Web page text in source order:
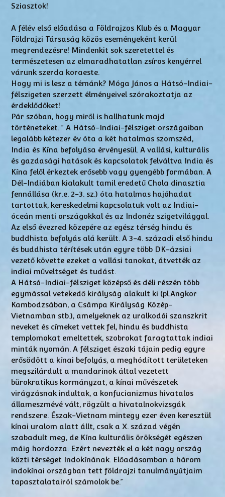
Sziasztok!
A félév első előadása a Földrajzos Klub és a Magyar
Földrajzi Társaság közös eseményeként kerül
megrendezésre! Mindenkit sok szeretettel és
természetesen az elmaradhatatlan zsíros kenyérrel
várunk szerda koraeste.
Hogy mi is lesz a témánk? Móga János a Hátsó-Indiai-
félszigeten szerzett élményeivel szórakoztatja az
érdeklődőket!
Pár szóban, hogy miről is hallhatunk majd
történeteket. ” A Hátsó-Indiai-félsziget országaiban
legalább kétezer év óta a két hatalmas szomszéd,
India és Kína befolyása érvényesül. A vallási, kulturális
és gazdasági hatások és kapcsolatok felváltva India és
Kína felől érkeztek erősebb vagy gyengébb formában. A
Dél-Indiában kialakult tamil eredetű Chola dinasztia
fennállása (kr.e. 2-3. sz.) óta hatalmas hajóhadat
tartottak, kereskedelmi kapcsolatuk volt az Indiai-
óceán menti országokkal és az Indonéz szigetvilággal.
Az első évezred közepére az egész térség hindu és
buddhista befolyás alá került. A 3-4. századi első hindu
és buddhista térítések után egyre több DK-ázsiai
vezető követte ezeket a vallási tanokat, átvették az
indiai műveltséget és tudást.
A Hátsó-Indiai-félsziget középső és déli részén több
egymással vetekedő királyság alakult ki (pl.Angkor
Kambodzsában, a Csámpa Királyság Közép-
Vietnamban stb.), amelyeknek az uralkodói szanszkrit
neveket és címeket vettek fel, hindu és buddhista
templomokat emeltettek, szobrokat faragtattak indiai
minták nyomán. A félsziget északi tájain pedig egyre
erősödött a kínai befolyás, a meghódított területeken
megszilárdult a mandarinok által vezetett
bürokratikus kormányzat, a kínai művészetek
virágzásnak indultak, a konfucianizmus hivatalos
állameszmévé vált, rögzült a hivatalnokvizsgák
rendszere. Észak-Vietnam mintegy ezer éven keresztül
kínai uralom alatt állt, csak a X. század végén
szabadult meg, de Kína kulturális örökségét egészen
máig hordozza. Ezért nevezték el a két nagy ország
közti térséget Indokínának. Előadásomban a három
indokínai országban tett földrajzi tanulmányútjaim
tapasztalatairól számolok be.”